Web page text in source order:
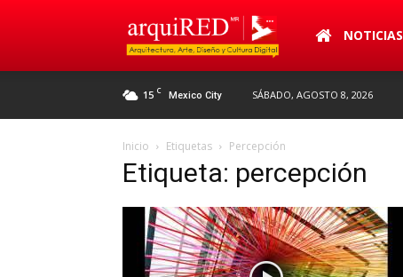
arquiREDNOTICIAS
15 C Mexico City SÁBADO, AGOSTO 8, 2026
Inicio Etiquetas Percepción
Etiqueta: percepción